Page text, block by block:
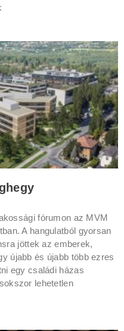
fórumon az MVM
A hangulatból gyorsan
jöttek az emberek,
újabb és újabb több ezres
egy családi házas
lehetetlen